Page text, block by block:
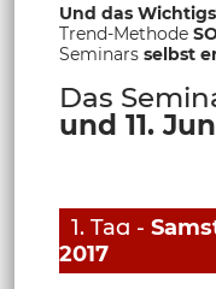
Und das
Trend-Methode
Seminars selbst
Das
und 11.
1. Tag -
2017